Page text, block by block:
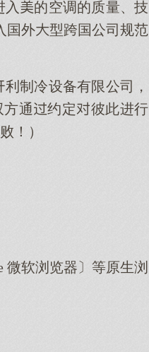
的空调的质量、技
国外型跨国公司规范
制冷设备有限公司，
方通约定彼此进行
！）
微软浏览器〕等原生浏